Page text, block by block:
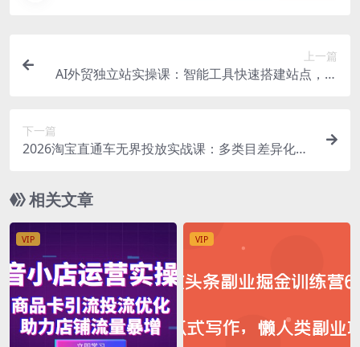
上一篇
AI外贸独立站实操课：智能工具快速搭建站点，建
下一篇
2026淘宝直通车无界投放实战课：多类目差异化推
相关文章
VIP VIP